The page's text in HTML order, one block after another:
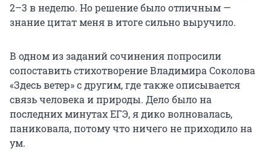
2–3 в неделю. Но решение было отличным —
знание цитат меня в итоге сильно выручило.
В одном из заданий сочинения попросили
сопоставить стихотворение Владимира Соколова
«Здесь ветер» с другим, где также описывается
связь человека и природы. Дело было на
последних минутах ЕГЭ, я дико волновалась,
паниковала, потому что ничего не приходило на
ум.